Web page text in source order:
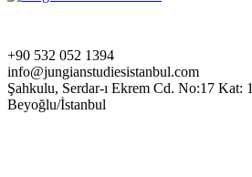
+90 532 052 1394
info@jungianstudiesistanbul.com
Şahkulu, Serdar-ı Ekrem Cd. No:17 Kat: 1
Beyoğlu/İstanbul